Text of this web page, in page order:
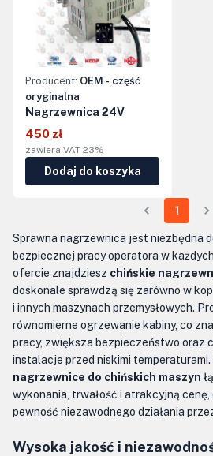
Producent: OEM - część
oryginalna
Nagrzewnica 24V
450 zł
zawiera VAT 23%
Dodaj do koszyka
1
Sprawna nagrzewnica jest niezbędna
bezpiecznej pracy operatora w
ofercie znajdziesz chińskie
doskonale sprawdzą się zarówno w
i innych maszynach przemysłowych.
równomierne ogrzewanie kabiny, co
pracy, zwiększa bezpieczeństwo oraz
instalacje przed niskimi
nagrzewnice do chińskich maszyn
wykonania, trwałość i atrakcyjną cenę,
pewność niezawodnego działania
Wysoka jakość i